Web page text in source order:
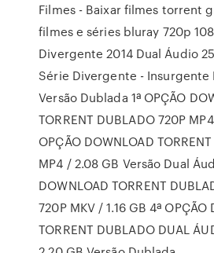
Filmes - Baixar filmes torrent
filmes e séries bluray 720p
Divergente 2014 Dual Áudio
Série Divergente - Insurgente
Versão Dublada 1ª OPÇÃO
TORRENT DUBLADO 720P
OPÇÃO DOWNLOAD
MP4 / 2.08 GB Versão Dual
DOWNLOAD TORRENT
720P MKV / 1.16 GB 4ª OPÇÃO
TORRENT DUBLADO DUAL